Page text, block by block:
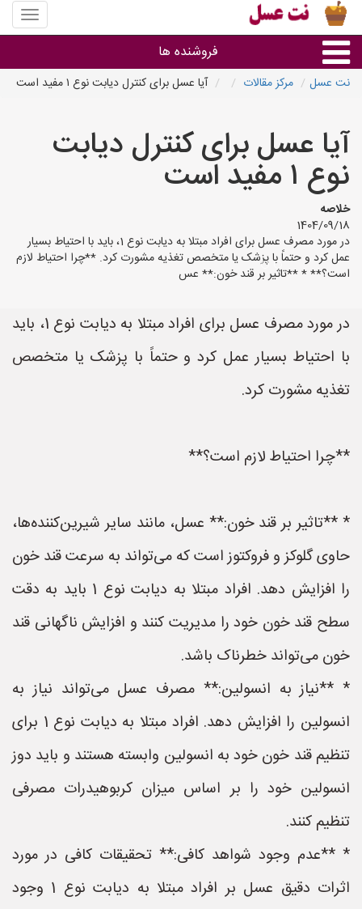
منوی
سایت
عسل
فروشنده ها
استان ها
نت عسل مرکز مقالات آیا عسل برای کنترل دیابت نوع ۱ مفید است
آیا عسل برای کنترل دیابت
نوع ۱ مفید است
خلاصه
1404/09/18
در مورد مصرف عسل برای افراد مبتلا به دیابت نوع 1، باید با احتیاط بسیار
عمل کرد و حتماً با پزشک یا متخصص تغذیه مشورت کرد. **چرا احتیاط لازم
است؟** * **تاثیر بر قند خون:** عس
در مورد مصرف عسل برای افراد مبتلا به دیابت نوع 1، باید
با احتیاط بسیار عمل کرد و حتماً با پزشک یا متخصص
تغذیه مشورت کرد.
**چرا احتیاط لازم است؟**
* **تاثیر بر قند خون:** عسل، مانند سایر شیرین‌کننده‌ها،
حاوی گلوکز و فروکتوز است که می‌تواند به سرعت قند خون
را افزایش دهد. افراد مبتلا به دیابت نوع 1 باید به دقت
سطح قند خون خود را مدیریت کنند و افزایش ناگهانی قند
خون می‌تواند خطرناک باشد.
* **نیاز به انسولین:** مصرف عسل می‌تواند نیاز به
انسولین را افزایش دهد. افراد مبتلا به دیابت نوع 1 برای
تنظیم قند خون خود به انسولین وابسته هستند و باید دوز
انسولین خود را بر اساس میزان کربوهیدرات مصرفی
تنظیم کنند.
* **عدم وجود شواهد کافی:** تحقیقات کافی در مورد
اثرات دقیق عسل بر افراد مبتلا به دیابت نوع 1 وجود